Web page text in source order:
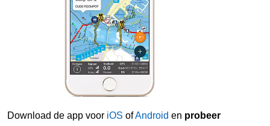
Download de app voor iOS ofAndroid en probeer